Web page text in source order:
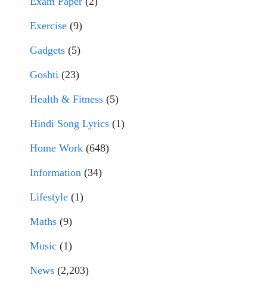
Exercise (9)
Gadgets (5)
Goshti (23)
Health & Fitness (5)
Hindi Song Lyrics (1)
Home Work (648)
Information (34)
Lifestyle (1)
Maths (9)
Music (1)
News (2,203)